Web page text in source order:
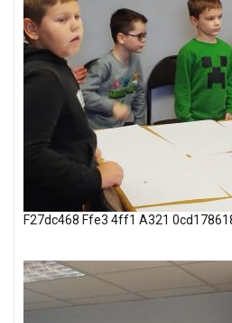
F27dc468 Ffe3 4ff1 A321